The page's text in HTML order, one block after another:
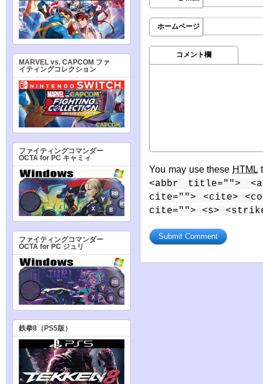
ホームページ
コメント欄
You may use these HTML
<abbr title="">
cite=""> <cite>
cite=""> <s>
MARVEL vs. CAPCOM ファ
イティングコレクション
ファイティングコマンダー
OCTA for PC キャミィ
ファイティングコマンダー
OCTA for PC ジュリ
鉄拳8（PS5版）